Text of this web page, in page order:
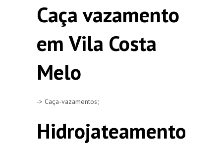
Caça vazamento
em Vila Costa
Melo
-> Caça-vazamentos;
Hidrojateamento